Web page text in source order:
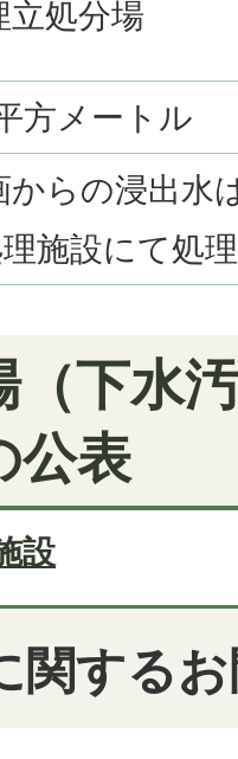
立処分場
方メートル
からの浸出水
施設にて処
（下水
公表
設
関する